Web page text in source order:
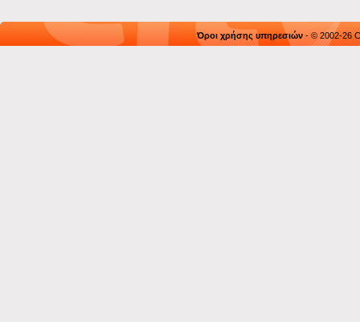
Όροι χρήσης υπηρεσιών - © 2002-26